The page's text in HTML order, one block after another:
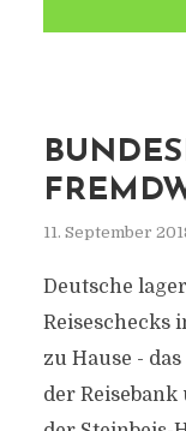
11. September
Deutsche
Reiseschecks
zu Hause -
der Reisebank